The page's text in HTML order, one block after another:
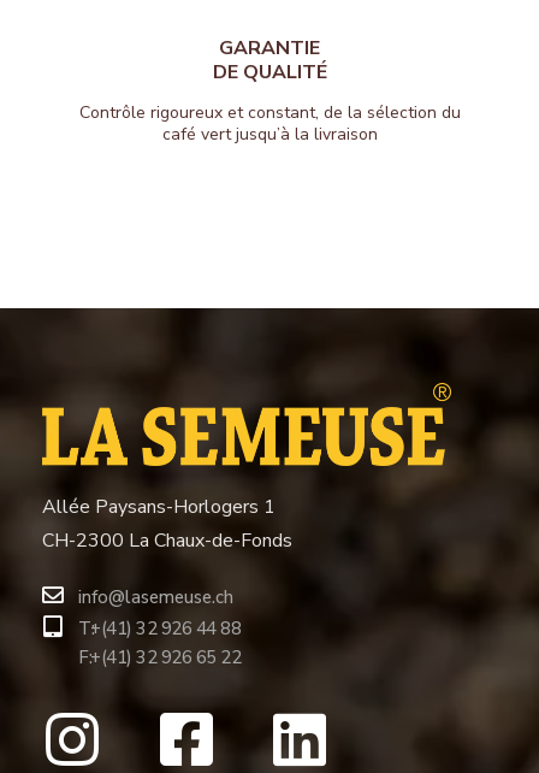
GARANTIE
DE QUALITÉ
Contrôle rigoureux et constant, de la sélection du
café vert jusqu’à la livraison
Allée Paysans-Horlogers 1
CH-2300 La Chaux-de-Fonds
info@lasemeuse.ch
T:
F:
+(41) 32 926 44 88
+(41) 32 926 65 22